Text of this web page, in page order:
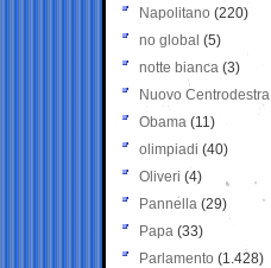
Napolitano (220)
no global (5)
notte bianca (3)
Nuovo Centrodestra
Obama (11)
olimpiadi (40)
Oliveri (4)
Pannella (29)
Papa (33)
Parlamento (1.428)